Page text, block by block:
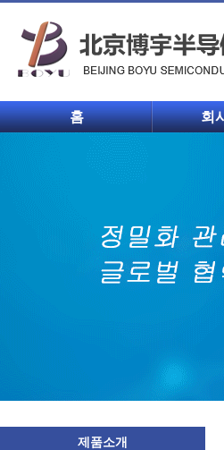
홈 회
제품소개